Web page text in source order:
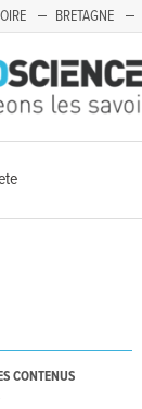
BRETAGNE
CONTENUS